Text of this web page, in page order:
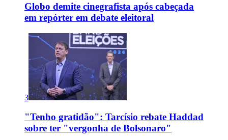
Globo demite cinegrafista após cabeçada
em repórter em debate eleitoral
3
"Tenho gratidão": Tarcísio rebate Haddad
sobre ter "vergonha de Bolsonaro"